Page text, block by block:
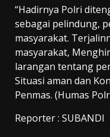
“Hadirnya Polri
sebagai pelindung,
masyarakat.
masyarakat,
larangan tentang
Situasi aman dan
Penmas. (Humas
Reporter : SUBANDI